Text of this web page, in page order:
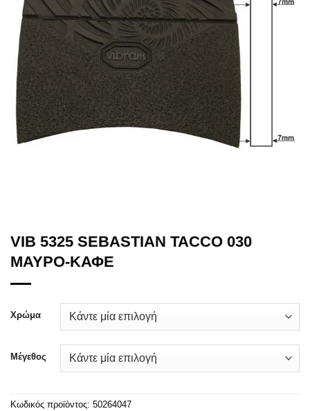
VIB 5325 SEBASTIAN TACCO 030
ΜΑΥΡΟ-ΚΑΦΕ
Χρώμα
Μέγεθος
Κωδικός προϊόντος: 50264047